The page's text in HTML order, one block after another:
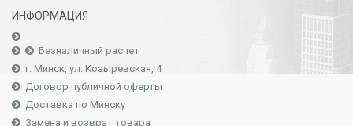
ИНФОРМАЦИЯ
Безналичный расчет
г. Минск, ул. Козыревская, 4
Договор публичной оферты
Доставка по Минску
Замена и возврат товара